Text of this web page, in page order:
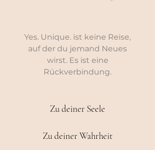
Yes. Unique. ist keine Reise,
auf der du jemand Neues
wirst. Es ist eine
Rückverbindung.
Zu deiner Seele
Zu deiner Wahrheit